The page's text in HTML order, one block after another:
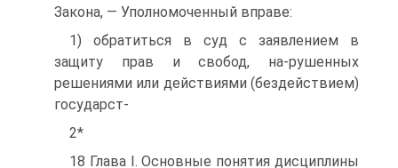
Закона, — Уполномоченный вправе:
1) обратиться в суд с заявлением в
защиту прав и свобод, на-рушенных
решениями или действиями (бездействием)
государст-
2*
18 Глава I. Основные понятия дисциплины